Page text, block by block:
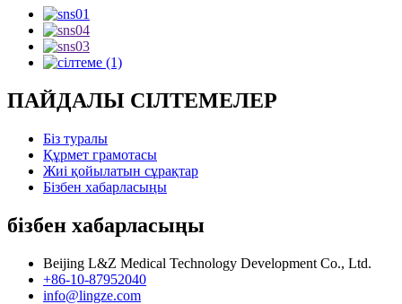
ПАЙДАЛЫ СІЛТЕМЕЛЕР
Біз туралы
Құрмет грамотасы
Жиі қойылатын сұрақтар
Бізбен хабарласыңы
бізбен хабарласыңы
Beijing L&Z Medical Technology Development Co., Ltd.
+86-10-87952040
info@lingze.com